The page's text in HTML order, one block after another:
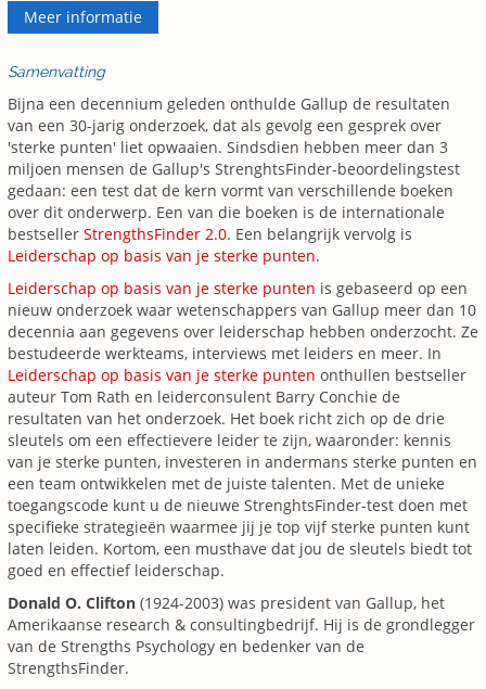
Meer informatie
Samenvatting
Bijna een decennium geleden onthulde Gallup de resultaten
van een 30-jarig onderzoek, dat als gevolg een gesprek over
'sterke punten' liet opwaaien. Sindsdien hebben meer dan 3
miljoen mensen de Gallup's StrenghtsFinder-beoordelingstest
gedaan: een test dat de kern vormt van verschillende boeken
over dit onderwerp. Een van die boeken is de internationale
bestseller StrengthsFinder 2.0. Een belangrijk vervolg is
Leiderschap op basis van je sterke punten.
Leiderschap op basis van je sterke punten is gebaseerd op een
nieuw onderzoek waar wetenschappers van Gallup meer dan 10
decennia aan gegevens over leiderschap hebben onderzocht. Ze
bestudeerde werkteams, interviews met leiders en meer. In
Leiderschap op basis van je sterke punten onthullen bestseller
auteur Tom Rath en leiderconsulent Barry Conchie de
resultaten van het onderzoek. Het boek richt zich op de drie
sleutels om een effectievere leider te zijn, waaronder: kennis
van je sterke punten, investeren in andermans sterke punten en
een team ontwikkelen met de juiste talenten. Met de unieke
toegangscode kunt u de nieuwe StrenghtsFinder-test doen met
specifieke strategieën waarmee jij je top vijf sterke punten kunt
laten leiden. Kortom, een musthave dat jou de sleutels biedt tot
goed en effectief leiderschap.
Donald O. Clifton (1924-2003) was president van Gallup, het
Amerikaanse research & consultingbedrijf. Hij is de grondlegger
van de Strengths Psychology en bedenker van de
StrengthsFinder.